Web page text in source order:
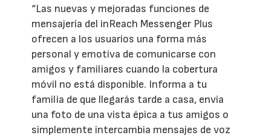
“Las nuevas y mejoradas funciones de
mensajería del inReach Messenger Plus
ofrecen a los usuarios una forma más
personal y emotiva de comunicarse con
amigos y familiares cuando la cobertura
móvil no está disponible. Informa a tu
familia de que llegarás tarde a casa, envía
una foto de una vista épica a tus amigos o
simplemente intercambia mensajes de voz